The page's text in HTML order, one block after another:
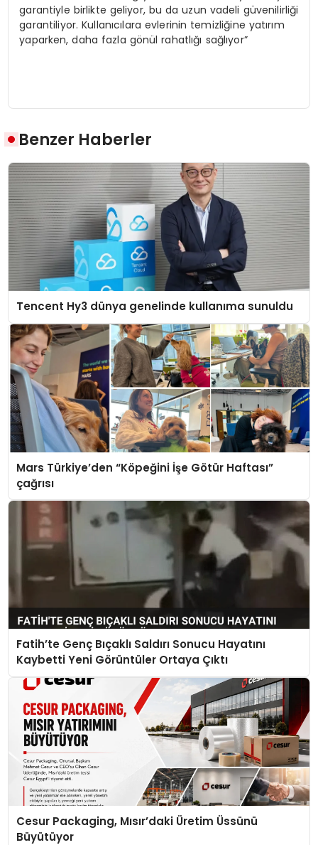
garantiyle birlikte geliyor, bu da uzun vadeli güvenilirliği
garantiliyor. Kullanıcılara evlerinin temizliğine yatırım
yaparken, daha fazla gönül rahatlığı sağlıyor”
Benzer Haberler
Tencent Hy3 dünya genelinde kullanıma sunuldu
Mars Türkiye’den “Köpeğini İşe Götür Haftası”
çağrısı
Fatih’te Genç Bıçaklı Saldırı Sonucu Hayatını
Kaybetti Yeni Görüntüler Ortaya Çıktı
Cesur Packaging, Mısır’daki Üretim Üssünü
Büyütüyor